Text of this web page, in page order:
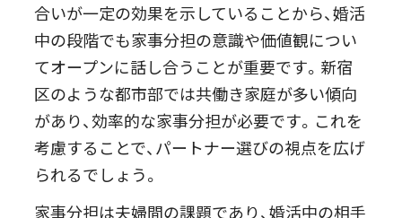
合いが一定の効果を示していることから、婚活
中の段階でも家事分担の意識や価値観につい
てオープンに話し合うことが重要です。新宿
区のような都市部では共働き家庭が多い傾向
があり、効率的な家事分担が必要です。これを
考慮することで、パートナー選びの視点を広げ
られるでしょう。
家事分担は夫婦間の課題であり、婚活中の相手